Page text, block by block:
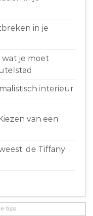
in je
wat je moet
interieur
van een
de Tiffany
tips